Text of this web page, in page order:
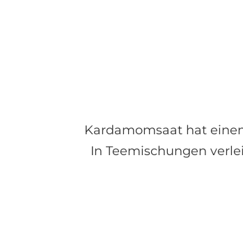
Kardamomsaat hat
In Teemischungen